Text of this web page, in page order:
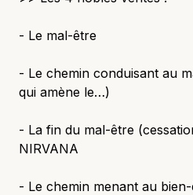
- Le mal-être
- Le chemin conduisant au
qui amène le…)
- La fin du mal-être
NIRVANA
- Le chemin menant au